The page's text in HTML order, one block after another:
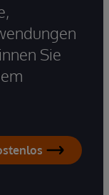
Sie